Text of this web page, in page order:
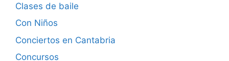
Clases de baile
Con Niños
Conciertos en Cantabria
Concursos